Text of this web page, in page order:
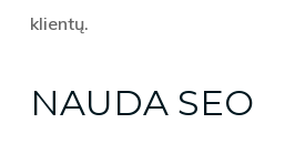
klientų.
NAUDA SEO